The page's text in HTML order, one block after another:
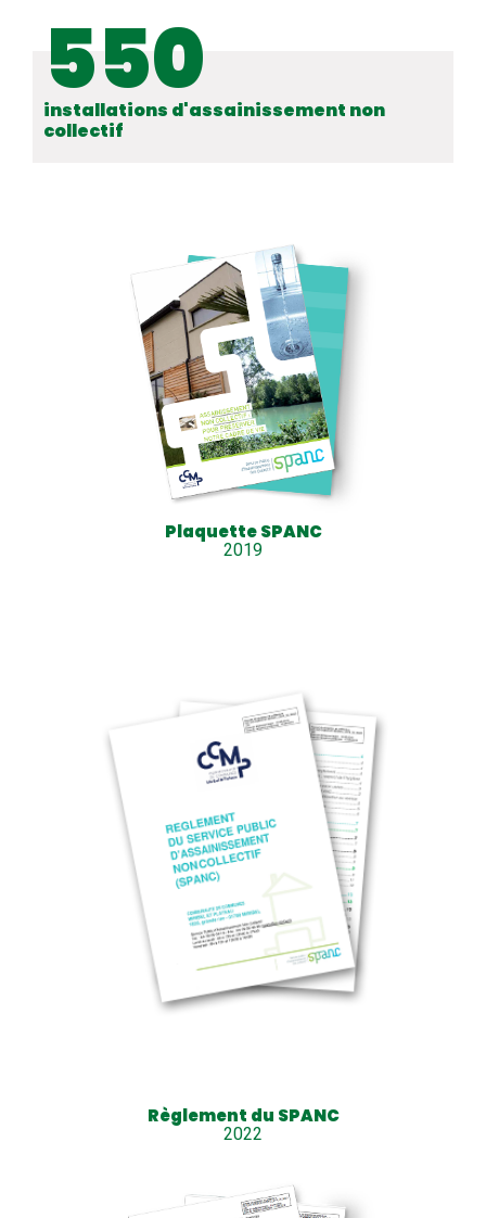
550
installations d'assainissement non
collectif
Plaquette SPANC
2019
Règlement du SPANC
2022